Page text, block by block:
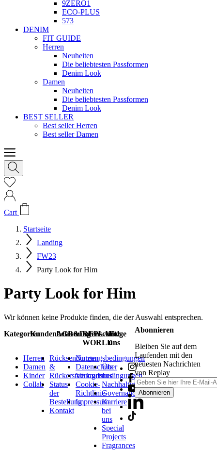
9ZERO1
ECO-PLUS
573
DENIM
FIT GUIDE
Herren
Neuheiten
Die beliebtesten Passformen
Denim Look
Damen
Neuheiten
Die beliebtesten Passformen
Denim Look
BEST SELLER
Best seller Herren
Best seller Damen
Cart
Startseite
Landing
FW23
Party Look for Him
Party Look for Him
Wir können keine Produkte finden, die der Auswahl entsprechen.
Kategorien
Herren
Damen
Kinder
Collab
Kundenbetreuung
Rücksendungen
&
Rückerstattungen
Status
der
Bestellung
Kontakt
AGB&Datenschutz
Nutzungsbedingungen
Datenschutz
Verkaufsbedingungen
Cookie-
Richtlinie
Impressum
REPLAY
WORLD
Über
uns
Nachhaltigkeit
Governance
Karriere
bei
uns
Special
Projects
Fragrances
Folge
uns
Abonnieren
Bleiben Sie auf dem
Laufenden mit den
neuesten Nachrichten
von Replay
Abonnieren